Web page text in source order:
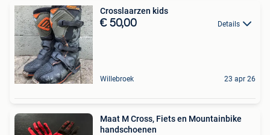
Crosslaarzen kids
€ 50,00 Details
Willebroek 23 apr 26
Maat M Cross, Fiets en Mountainbike
handschoenen